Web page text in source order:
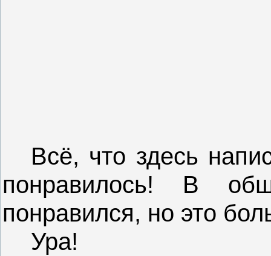
Всё, что здесь
понравилось! В
понравился, но это
Ура!